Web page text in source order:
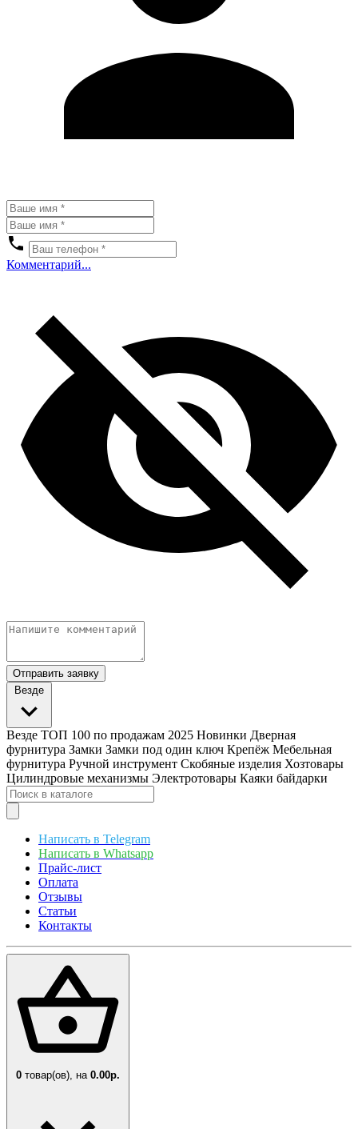
Комментарий...
Отправить заявку
Везде
Везде ТОП 100 по продажам 2025 Новинки Дверная
фурнитура Замки Замки под один ключ Крепёж Мебельная
фурнитура Ручной инструмент Скобяные изделия Хозтовары
Цилиндровые механизмы Электротовары Каяки байдарки
Написать в Telegram
Написать в Whatsapp
Прайс-лист
Оплата
Отзывы
Статьи
Контакты
0 товар(ов), на 0.00р.